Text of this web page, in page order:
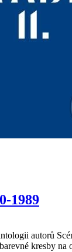
1989
autorů
kresby na